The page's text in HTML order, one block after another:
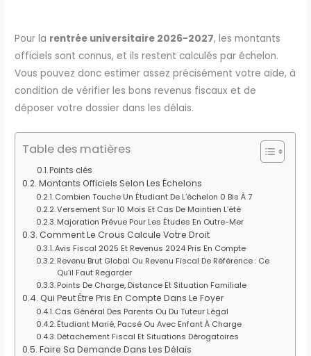
Pour la rentrée universitaire 2026-2027, les montants
officiels sont connus, et ils restent calculés par échelon.
Vous pouvez donc estimer assez précisément votre aide, à
condition de vérifier les bons revenus fiscaux et de
déposer votre dossier dans les délais.
Table des matières
Points clés
Montants Officiels Selon Les Échelons
Combien Touche Un Étudiant De L’échelon 0 Bis À 7
Versement Sur 10 Mois Et Cas De Maintien L’été
Majoration Prévue Pour Les Études En Outre-Mer
Comment Le Crous Calcule Votre Droit
Avis Fiscal 2025 Et Revenus 2024 Pris En Compte
Revenu Brut Global Ou Revenu Fiscal De Référence : Ce
Qu’il Faut Regarder
Points De Charge, Distance Et Situation Familiale
Qui Peut Être Pris En Compte Dans Le Foyer
Cas Général Des Parents Ou Du Tuteur Légal
Étudiant Marié, Pacsé Ou Avec Enfant À Charge
Détachement Fiscal Et Situations Dérogatoires
Faire Sa Demande Dans Les Délais